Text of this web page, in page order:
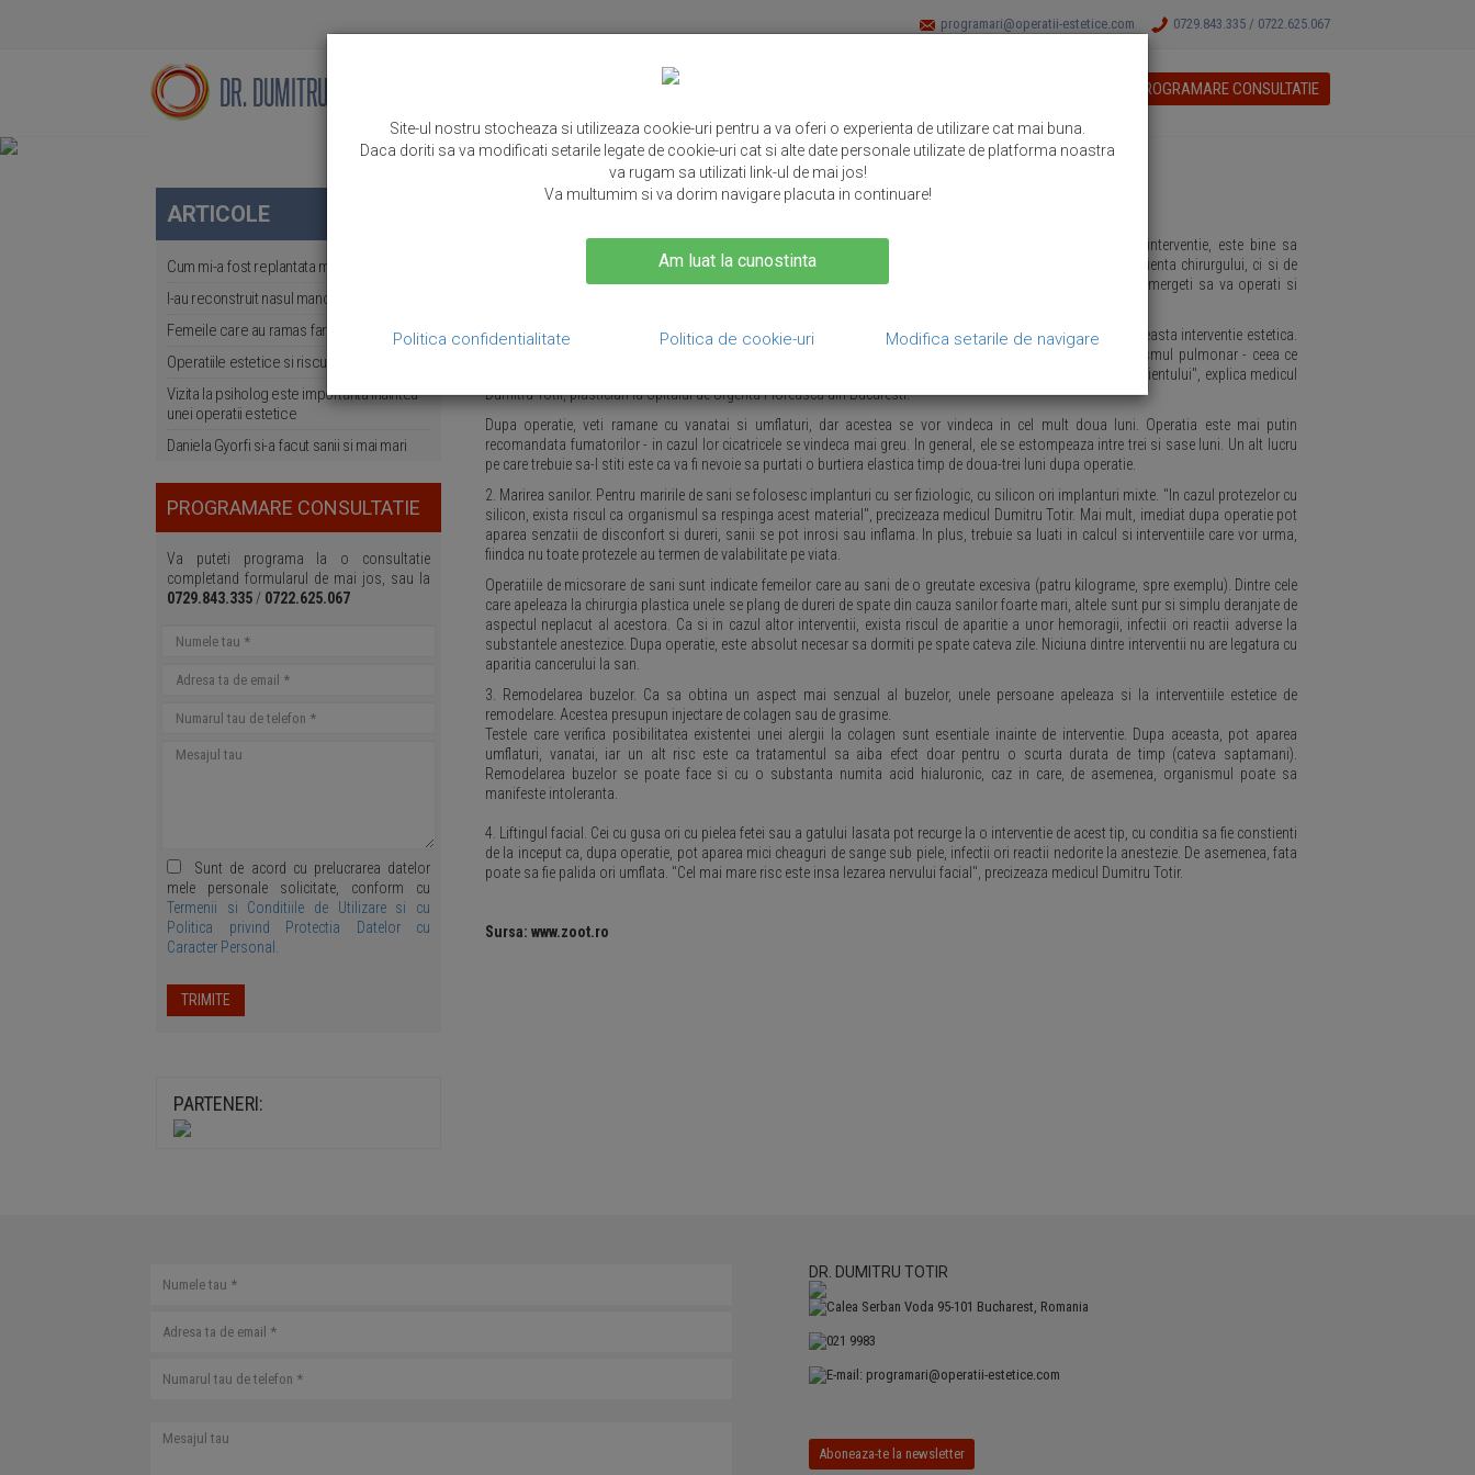
programari@operatii-estetice.com 0729.843.335 / 0722.625.067
PROGRAMARE CONSULTATIE
ARTICOLE
Cum mi-a fost replantata mana stanga
I-au reconstruit nasul mancat de sobolani
Femeile care au ramas fara sani
Operatiile estetice si riscurile lor
Vizita la psiholog este importanta inaintea
unei operatii estetice
Daniela Gyorfi si-a facut sanii si mai mari
PROGRAMARE CONSULTATIE
Va puteti programa la o consultatie
completand formularul de mai jos, sau la
0729.843.335 / 0722.625.067
Sunt de acord cu prelucrarea datelor
mele personale solicitate, conform cu
Termenii si Conditiile de Utilizare si cu
Politica privind Protectia Datelor cu
Caracter Personal.
TRIMITE
PARTENERI:
Operatiile estetice si riscurile lor
Operatiile estetice sunt tot mai accesibile si la moda. Totusi, inainte sa va decideti pentru o astfel de interventie, este bine sa
cunoasteti toate riscurilor pe care aceasta le implica. Reusita unei operatii nu tine doar de "mana" si experienta chirurgului, ci si de
bagajul dumneavoastra genetic, varsta, mod de viata. Nu in ultimul rand, conteaza dotarile clinicii in care mergeti sa va operati si
1. Abdomen extraplat. Daca doriti un abdomen plat, iar dieta si sportul nu v-au ajutat, puteti sa apelati la aceasta interventie estetica.
Este insa una dintre cele mai complicate operatii din chirurgia plastica. "Riscul principal este trombembolismul pulmonar - ceea ce
inseamna ca se poate forma un cheag de sange, care sa se deplaseze pana in plamani, oprind respiratia pacientului", explica medicul
Dumitru Totir, plastician la Spitalul de Urgenta Floreasca din Bucuresti.
Dupa operatie, veti ramane cu vanatai si umflaturi, dar acestea se vor vindeca in cel mult doua luni. Operatia este mai putin
recomandata fumatorilor - in cazul lor cicatricele se vindeca mai greu. In general, ele se estompeaza intre trei si sase luni. Un alt lucru
pe care trebuie sa-l stiti este ca va fi nevoie sa purtati o burtiera elastica timp de doua-trei luni dupa operatie.
2. Marirea sanilor. Pentru maririle de sani se folosesc implanturi cu ser fiziologic, cu silicon ori implanturi mixte. "In cazul protezelor cu
silicon, exista riscul ca organismul sa respinga acest material", precizeaza medicul Dumitru Totir. Mai mult, imediat dupa operatie pot
aparea senzatii de disconfort si dureri, sanii se pot inrosi sau inflama. In plus, trebuie sa luati in calcul si interventiile care vor urma,
fiindca nu toate protezele au termen de valabilitate pe viata.
Operatiile de micsorare de sani sunt indicate femeilor care au sani de o greutate excesiva (patru kilograme, spre exemplu). Dintre cele
care apeleaza la chirurgia plastica unele se plang de dureri de spate din cauza sanilor foarte mari, altele sunt pur si simplu deranjate de
aspectul neplacut al acestora. Ca si in cazul altor interventii, exista riscul de aparitie a unor hemoragii, infectii ori reactii adverse la
substantele anestezice. Dupa operatie, este absolut necesar sa dormiti pe spate cateva zile. Niciuna dintre interventii nu are legatura cu
aparitia cancerului la san.
3. Remodelarea buzelor. Ca sa obtina un aspect mai senzual al buzelor, unele persoane apeleaza si la interventiile estetice de
remodelare. Acestea presupun injectare de colagen sau de grasime.
Testele care verifica posibilitatea existentei unei alergii la colagen sunt esentiale inainte de interventie. Dupa aceasta, pot aparea
umflaturi, vanatai, iar un alt risc este ca tratamentul sa aiba efect doar pentru o scurta durata de timp (cateva saptamani).
Remodelarea buzelor se poate face si cu o substanta numita acid hialuronic, caz in care, de asemenea, organismul poate sa
manifeste intoleranta.
4. Liftingul facial. Cei cu gusa ori cu pielea fetei sau a gatului lasata pot recurge la o interventie de acest tip, cu conditia sa fie constienti
de la inceput ca, dupa operatie, pot aparea mici cheaguri de sange sub piele, infectii ori reactii nedorite la anestezie. De asemenea, fata
poate sa fie palida ori umflata. "Cel mai mare risc este insa lezarea nervului facial", precizeaza medicul Dumitru Totir.
Sursa: www.zoot.ro
DR. DUMITRU TOTIR
Calea Serban Voda 95-101 Bucharest, Romania
021 9983
E-mail: programari@operatii-estetice.com
Aboneaza-te la newsletter
Site-ul nostru stocheaza si utilizeaza cookie-uri pentru a va oferi o experienta de utilizare cat mai buna.
Daca doriti sa va modificati setarile legate de cookie-uri cat si alte date personale utilizate de platforma noastra
va rugam sa utilizati link-ul de mai jos!
Va multumim si va dorim navigare placuta in continuare!
Am luat la cunostinta
Politica confidentialitate Politica de cookie-uri Modifica setarile de navigare